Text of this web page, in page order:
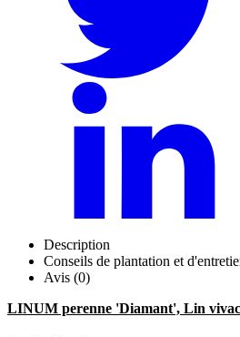
Description
Conseils de plantation et
Avis (0)
LINUM perenne 'Diamant', Lin